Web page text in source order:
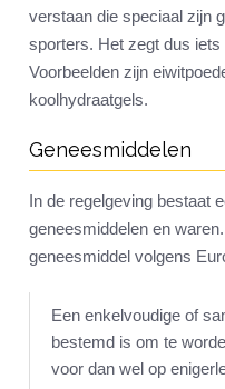
verstaan die speciaal zijn
sporters. Het zegt dus iets
Voorbeelden zijn
koolhydraatgels.
Geneesmiddelen
In de regelgeving bestaat
geneesmiddelen en
geneesmiddel volgens
Een enkelvoudige of
bestemd is om te
voor dan wel op